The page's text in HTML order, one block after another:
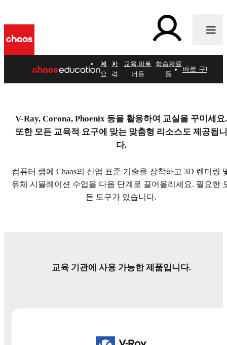
귀하의 교육
대학과 훈련 센터가 모든 프로그램에
바로 구매하기
개
요
가
격
교육 파트
너들
학습자료
들
바로 구매하기
V-Ray, Corona, Phoenix 등을 활용하여 교실을 꾸미세요.
또한 모든 교육적 요구에 맞는 맞춤형 리소스도 제공됩니
다.
컴퓨터 랩에 Chaos의 산업 표준 기술을 장착하고 3D 렌더링
유체 시뮬레이션 수업을 다음 단계로 끌어올리세요. 필요한
든 도구가 있습니다.
교육 기관에 사용 가능한 제품입니다.